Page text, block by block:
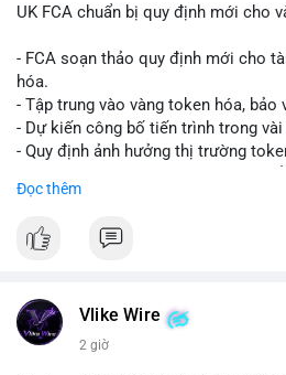
UK FCA chuẩn bị quy định mới cho
- FCA soạn thảo quy định mới cho
hóa.
- Tập trung vào vàng token hóa, bảo
- Dự kiến công bố tiến trình trong
- Quy định ảnh hưởng thị trường
#binancesquare
#vlikevn #titanbot
Đọc thêm
Vlike Wire
2 giờ